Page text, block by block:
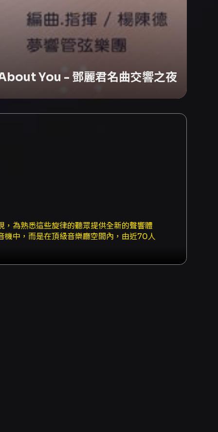
You - 鄧麗君名曲交響之夜
為熟悉這些旋律的聽眾提供全新的聲響體
機中，而是在頂級音樂廳空間內，由近70人
感，是一次跨越流行與古典的對話，也是一
編工程以「保留原曲靈魂、重新建構交響
如月光灑落，時而波濤洶湧，試圖將一首流
戈到大氣家國情懷，曲目設計講究情緒起伏
典曲目的樂迷、交響音樂愛好者以及希望感
120分鐘（含中場休息）。 - 演出中同步錄
援信用卡、Apple Pay、Google Pay、
- 分銷點購買：可使用現金或信用卡於分銷
動選位，每筆訂單上限8張；超商取票每張
張的折扣方案，這類票種可能無法於超商購